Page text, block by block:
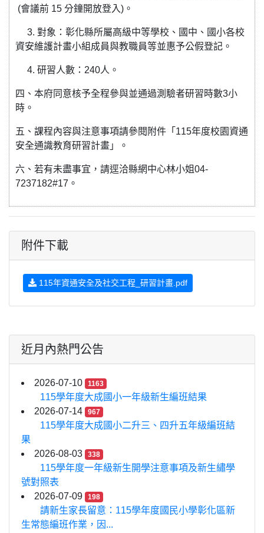
(會議前 15 分鐘開放登入)。
3. 對象：彰化縣所屬高級中等學校、國中、國小各校
資安維護計畫小組成員與教職員等並惠予公假登記。
4. 研習人數：240人。
四、本府同意核予全程參與並通過測驗者研習時數3小
時。
五、課程內容與注意事項請參閱附件「115年度校園資通
安全通識教育研習計畫」。
六、若有未盡事宜，請逕洽縣網中心林小姐04-
7237182#17。
附件下載
115年資通安全及社交工程_研習計畫.pdf
近月內熱門公告
2026-07-10 1163
115學年度大成國小一年級新生編班結果
2026-07-14
967
115學年度大成國小二升三、四升五年級編班結
果
2026-08-03
338
115學年度一年級新生開學注意事項及新生繡學
號對照表
2026-07-09
198
請新生家長留意：115學年度國民小學彰化區新
生常態編班作業，因...